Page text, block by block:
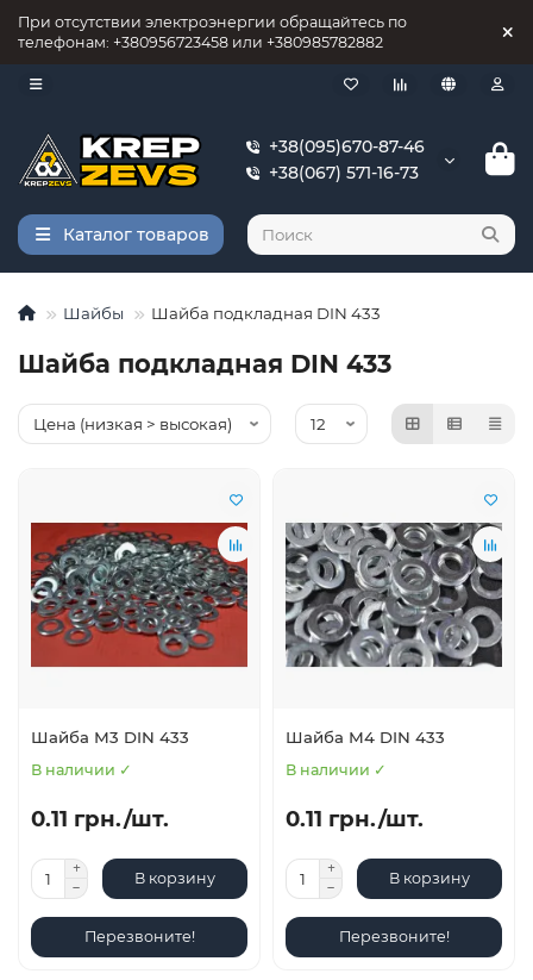
При отсутствии электроэнергии обращайтесь по
телефонам: +380956723458 или +380985782882
+38(095)670-87-46
+38(067) 571-16-73
Каталог товаров
Шайбы Шайба подкладная DIN 433
Шайба подкладная DIN 433
Шайба М3 DIN 433
В наличии ✓
0.11 грн./шт.
В корзину
Перезвоните!
Шайба М4 DIN 433
В наличии ✓
0.11 грн./шт.
В корзину
Перезвоните!